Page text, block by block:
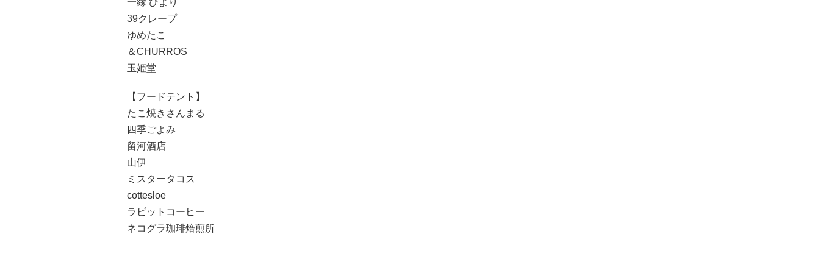
一縁 ひより
39クレープ
ゆめたこ
＆CHURROS
玉姫堂
【フードテント】
たこ焼きさんまる
四季ごよみ
留河酒店
山伊
ミスタータコス
cottesloe
ラビットコーヒー
ネコグラ珈琲焙煎所